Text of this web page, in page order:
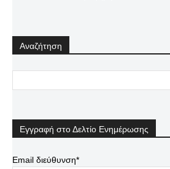
Αναζήτηση
Εγγραφή στο Δελτίο Ενημέρωσης
Email διεύθυνση*